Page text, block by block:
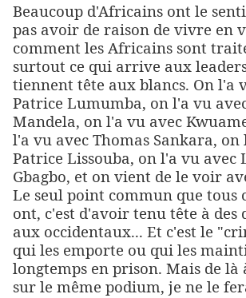
Beaucoup d'Africains ont le
pas avoir de raison de vivre en
comment les Africains sont
surtout ce qui arrive aux
tiennent tête aux blancs. On l'a
Patrice Lumumba, on l'a vu
Mandela, on l'a vu avec
l'a vu avec Thomas Sankara, on
Patrice Lissouba, on l'a vu avec
Gbagbo, et on vient de le voir
Le seul point commun que tous
ont, c'est d'avoir tenu tête à des
aux occidentaux... Et c'est le
qui les emporte ou qui les
longtemps en prison. Mais de là
sur le même podium, je ne le